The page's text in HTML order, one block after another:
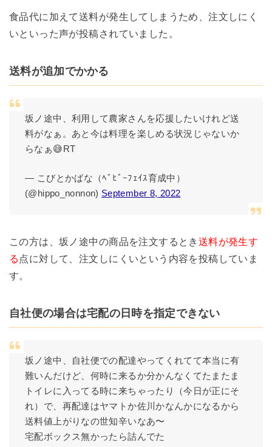
食品代に加えて送料が発生してしまうため、注文しにく
いといった声が投稿されていました。
送料が追加でかかる
坂ノ途中、利用して農家さんを応援したいけれど送
料がなぁ。あと今は料理を楽しめる状況じゃないか
らなぁ😅RT
— こびとかばな（ﾍﾞﾋﾞｰﾌｪｲｽ育成中）
(@hippo_nonnon) September 8, 2022
この方は、坂ノ途中の商品を注文するとき 送料が発生す
る 点に対して、注文しにくいという内容を投稿していま
す。
自社便の場合は宅配の日時を指定できない
坂ノ途中、自社便での配達やってくれてて本当に有
難いんだけど、何時に来るか分かんなくてたまたま
トイレに入ってる時に来ちゃったり（今日が正にそ
れ）で、再配達はヤマトか佐川かなんかになるから
送料値上がりなの世知辛いなあ〜
宅配ボックス無かったら詰んでた